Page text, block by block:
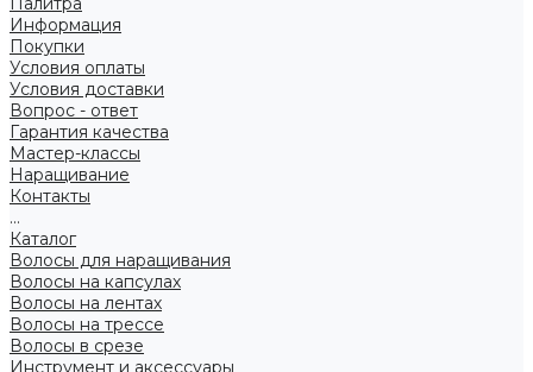
Информация
Покупки
Условия оплаты
Условия доставки
Вопрос - ответ
Гарантия качества
Мастер-классы
Наращивание
Контакты
...
Каталог
Волосы для наращивания
Волосы на капсулах
Волосы на лентах
Волосы на трессе
Волосы в срезе
Инструмент и аксессуары